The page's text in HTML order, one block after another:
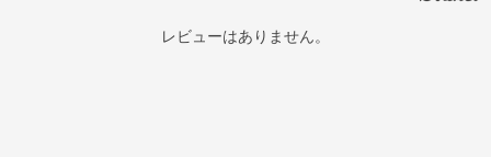
レビューはありません。